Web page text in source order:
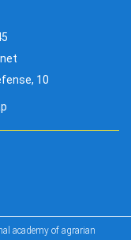
10
academy of agrarian